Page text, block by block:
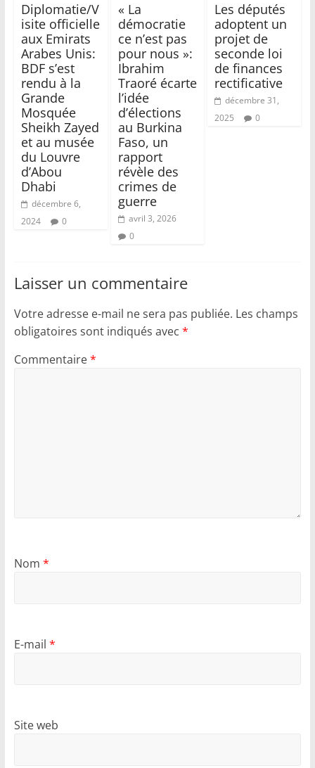
Diplomatie/V
isite officielle
aux Emirats
Arabes Unis:
BDF s’est
rendu à la
Grande
Mosquée
Sheikh Zayed
et au musée
du Louvre
d’Abou
Dhabi
décembre 6,
2024
0
« La
démocratie
ce n’est pas
pour nous »:
Ibrahim
Traoré écarte
l’idée
d’élections
au Burkina
Faso, un
rapport
révèle des
crimes de
guerre
avril 3, 2026
0
Les députés
adoptent un
projet de
seconde loi
de finances
rectificative
décembre 31,
2025
0
Laisser un commentaire
Votre adresse e-mail ne sera pas publiée. Les champs
obligatoires sont indiqués avec *
Commentaire*
Nom *
E-mail *
Site web